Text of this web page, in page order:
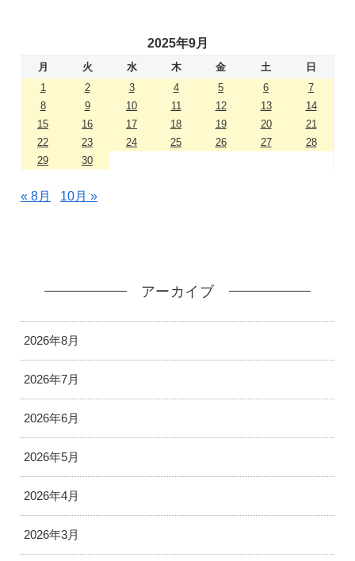
2025年9月
月 火 水 木 金 土
日
1
2 3 4 5 6
7
8
9 10 11 12 13
14
15
16 17 18 19 20
21
22
23 24 25 26 27
28
29
30
« 8月 10月 »
アーカイブ
2026年8月
2026年7月
2026年6月
2026年5月
2026年4月
2026年3月